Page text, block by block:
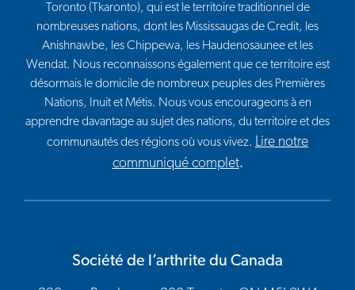
Toronto (Tkaronto), qui est le territoire traditionnel de
nombreuses nations, dont les Mississaugas de Credit, les
Anishnawbe, les Chippewa, les Haudenosaunee et les
Wendat. Nous reconnaissons également que ce territoire est
désormais le domicile de nombreux peuples des Premières
Nations, Inuit et Métis. Nous vous encourageons à en
apprendre davantage au sujet des nations, du territoire et des
communautés des régions où vous vivez. Lire notre
communiqué complet.
Société de l’arthrite du Canada